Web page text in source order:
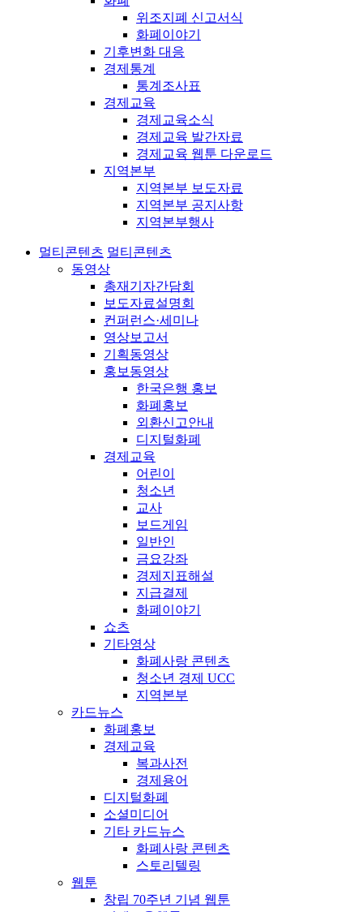
위조지폐 신고서식
화폐이야기
기후변화 대응
경제통계
통계조사표
경제교육
경제교육소식
경제교육 발간자료
경제교육 웹툰 다운로드
지역본부
지역본부 보도자료
지역본부 공지사항
지역본부행사
멀티콘텐츠 멀티콘텐츠
동영상
총재기자간담회
보도자료설명회
컨퍼런스·세미나
영상보고서
기획동영상
홍보동영상
한국은행 홍보
화폐홍보
외환신고안내
디지털화폐
경제교육
어린이
청소년
교사
보드게임
일반인
금요강좌
경제지표해설
지급결제
화폐이야기
쇼츠
기타영상
화폐사랑 콘텐츠
청소년 경제 UCC
지역본부
카드뉴스
화폐홍보
경제교육
복과사전
경제용어
디지털화폐
소셜미디어
기타 카드뉴스
화폐사랑 콘텐츠
스토리텔링
웹툰
창립 70주년 기념 웹툰